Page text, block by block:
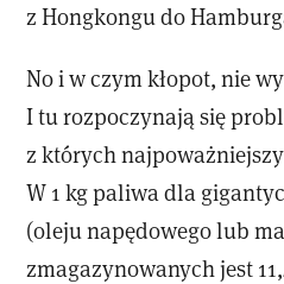
z Hongkongu do
No i w czym kłopot, nie
I tu rozpoczynają się
z których
W 1 kg paliwa dla
(oleju napędowego lub
zmagazynowanych jest